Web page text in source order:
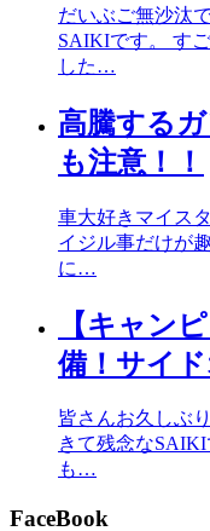
だいぶご無沙汰
SAIKIです。 す
した…
高騰する
も注意！！
車大好きマイス
イジル事だけが
に…
【キャン
備！サイド
皆さんお久しぶ
きて残念な
も…
FaceBook